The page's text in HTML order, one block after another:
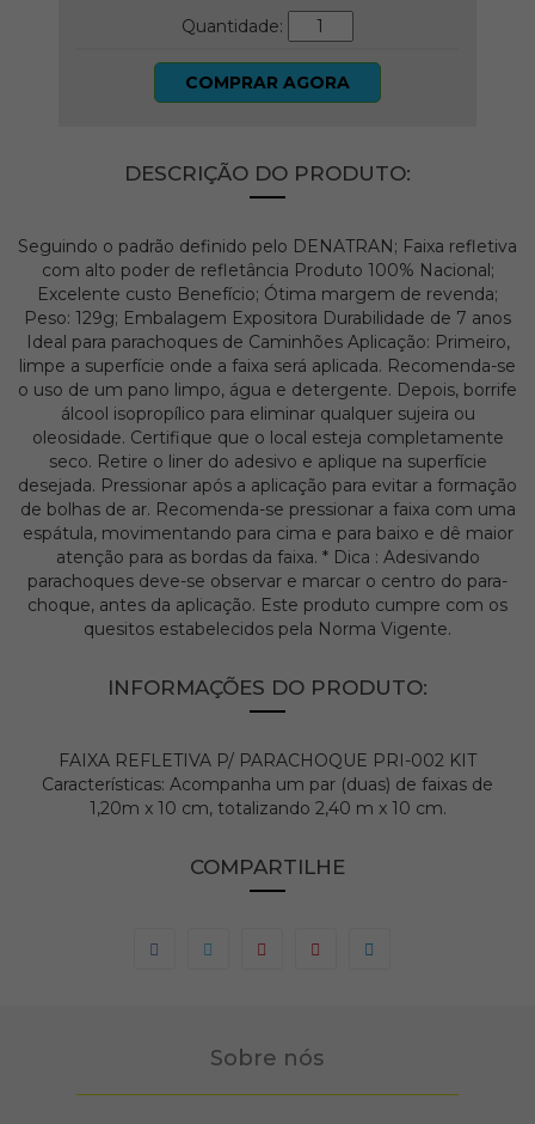
Quantidade:
COMPRAR AGORA
DESCRIÇÃO DO PRODUTO:
Seguindo o padrão definido pelo DENATRAN; Faixa refletiva
com alto poder de refletância Produto 100% Nacional;
Excelente custo Benefício; Ótima margem de revenda;
Peso: 129g; Embalagem Expositora Durabilidade de 7 anos
Ideal para parachoques de Caminhões Aplicação: Primeiro,
limpe a superfície onde a faixa será aplicada. Recomenda-se
o uso de um pano limpo, água e detergente. Depois, borrife
álcool isopropílico para eliminar qualquer sujeira ou
oleosidade. Certifique que o local esteja completamente
seco. Retire o liner do adesivo e aplique na superfície
desejada. Pressionar após a aplicação para evitar a formação
de bolhas de ar. Recomenda-se pressionar a faixa com uma
espátula, movimentando para cima e para baixo e dê maior
atenção para as bordas da faixa. * Dica : Adesivando
parachoques deve-se observar e marcar o centro do para-
choque, antes da aplicação. Este produto cumpre com os
quesitos estabelecidos pela Norma Vigente.
INFORMAÇÕES DO PRODUTO:
FAIXA REFLETIVA P/ PARACHOQUE PRI-002 KIT
Características: Acompanha um par (duas) de faixas de
1,20m x 10 cm, totalizando 2,40 m x 10 cm.
COMPARTILHE
Sobre nós